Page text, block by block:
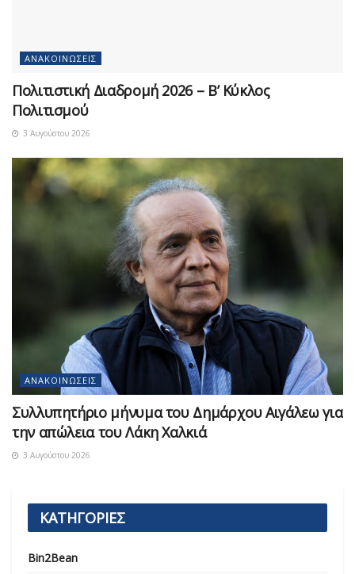
ΑΝΑΚΟΙΝΏΣΕΙΣ
Πολιτιστική Διαδρομή 2026 – Β’ Κύκλος
Πολιτισμού
3 Αυγούστου 2026
ΑΝΑΚΟΙΝΏΣΕΙΣ
Συλλυπητήριο μήνυμα του Δημάρχου Αιγάλεω για
την απώλεια του Λάκη Χαλκιά
3 Αυγούστου 2026
ΚΑΤΗΓΟΡΙΕΣ
Bin2Bean